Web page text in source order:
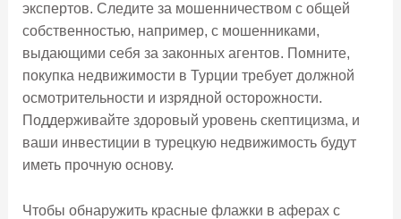
экспертов. Следите за мошенничеством с общей
собственностью, например, с мошенниками,
выдающими себя за законных агентов. Помните,
покупка недвижимости в Турции требует должной
осмотрительности и изрядной осторожности.
Поддерживайте здоровый уровень скептицизма, и
ваши инвестиции в турецкую недвижимость будут
иметь прочную основу.
Чтобы обнаружить красные флажки в аферах с